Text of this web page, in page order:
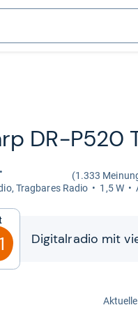
DR-​P520
(1.333
Trag­ba­res Radio
1,5 W
Digi­tal­ra­dio mit